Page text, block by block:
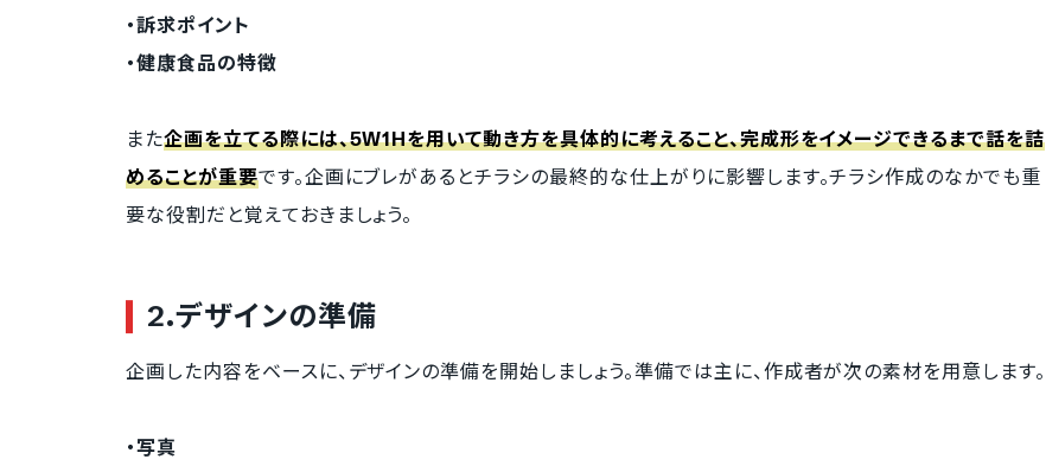
・訴求ポイント
・健康食品の特徴
また企画を立てる際には、5W1Hを用いて動き方を具体的に考えること、完成形をイメージできるまで話を詰
めることが重要です。企画にブレがあるとチラシの最終的な仕上がりに影響します。チラシ作成のなかでも重
要な役割だと覚えておきましょう。
2.デザインの準備
企画した内容をベースに、デザインの準備を開始しましょう。準備では主に、作成者が次の素材を用意します。
・写真